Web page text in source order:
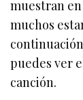
muestran
muchos
puedes ver
canción.